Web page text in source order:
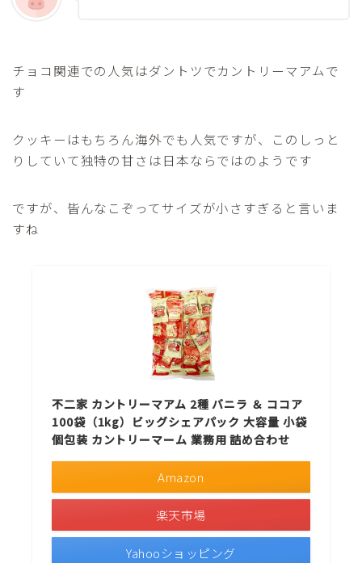
チョコ関連での人気はダントツでカントリーマアムで
す
クッキーはもちろん海外でも人気ですが、このしっと
りしていて独特の甘さは日本ならではのようです
ですが、皆んなこぞってサイズが小さすぎると言いま
すね
不二家 カントリーマアム 2種 バニラ ＆ ココア
100袋（1kg）ビッグシェアパック 大容量 小袋
個包装 カントリーマーム 業務用 詰め合わせ
Amazon
楽天市場
Yahooショッピング